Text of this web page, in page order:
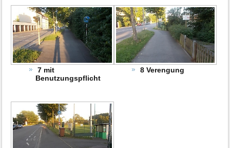
7 mit
Benutzungspflicht
8 Verengung